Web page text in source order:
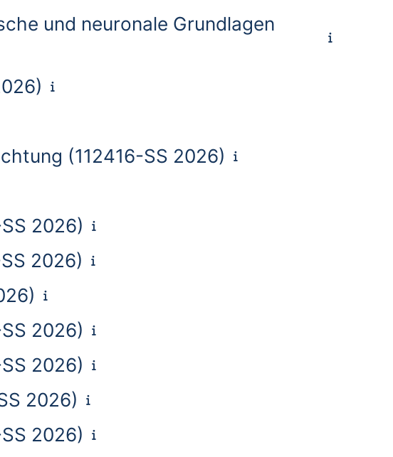
und neuronale Grundlagen
(112416-SS 2026)
2026)
2026)
2026)
2026)
2026)
2026)